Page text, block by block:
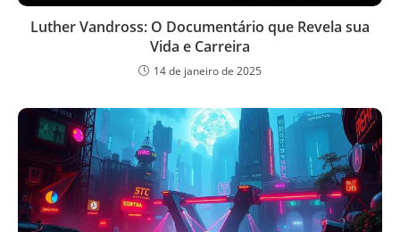
Luther Vandross: O Documentário que Revela sua
Vida e Carreira
14 de janeiro de 2025